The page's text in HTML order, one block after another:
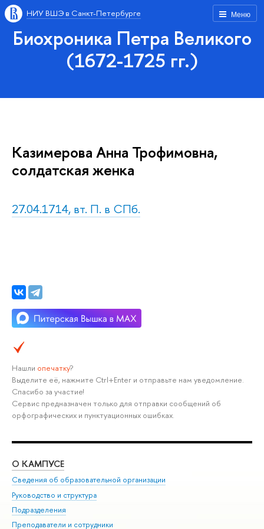
Меню
НИУ ВШЭ в Санкт-Петербурге
Биохроника Петра Великого
(1672-1725 гг.)
Казимерова Анна Трофимовна,
солдатская женка
27.04.1714, вт. П. в СПб.
Нашли опечатку?
Выделите её, нажмите Ctrl+Enter и отправьте нам уведомление.
Спасибо за участие!
Сервис предназначен только для отправки сообщений об
орфографических и пунктуационных ошибках.
О КАМПУСЕ
Сведения об образовательной организации
Руководство и структура
Подразделения
Преподаватели и сотрудники